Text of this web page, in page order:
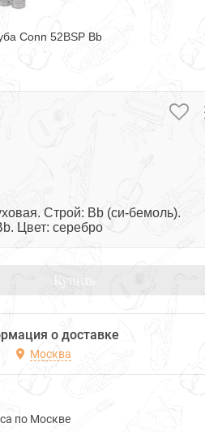
Conn 52BSP Bb
Строй: Bb (си-бемоль).
Цвет: серебро
Купить
о доставке
Москва
по Москве